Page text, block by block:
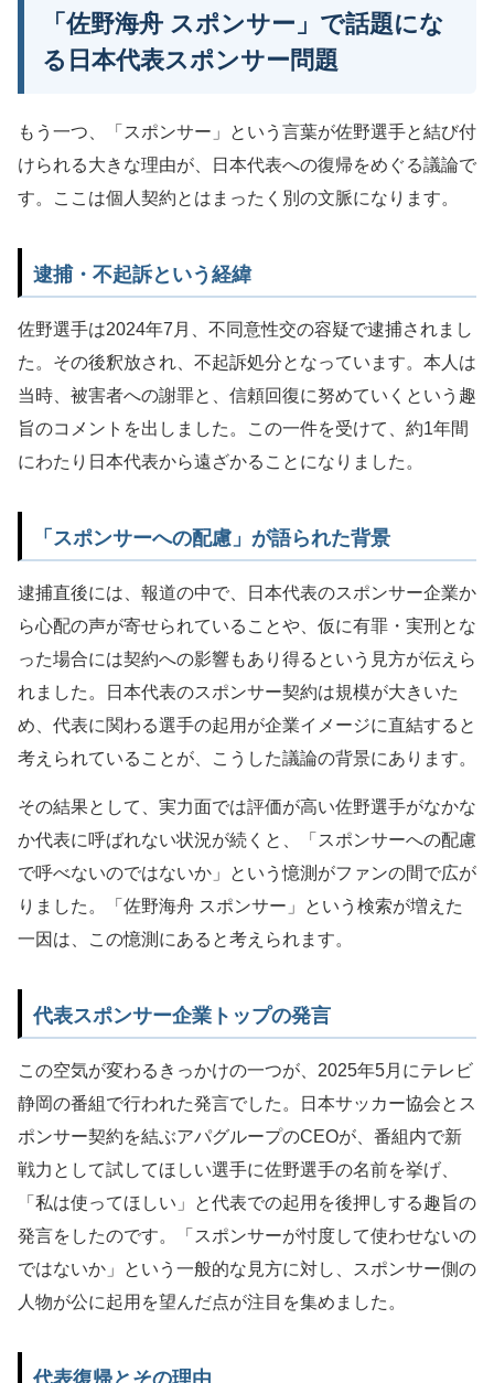
「佐野海舟 スポンサー」で話題にな
る日本代表スポンサー問題
もう一つ、「スポンサー」という言葉が佐野選手と結び付
けられる大きな理由が、日本代表への復帰をめぐる議論で
す。ここは個人契約とはまったく別の文脈になります。
逮捕・不起訴という経緯
佐野選手は2024年7月、不同意性交の容疑で逮捕されまし
た。その後釈放され、不起訴処分となっています。本人は
当時、被害者への謝罪と、信頼回復に努めていくという趣
旨のコメントを出しました。この一件を受けて、約1年間
にわたり日本代表から遠ざかることになりました。
「スポンサーへの配慮」が語られた背景
逮捕直後には、報道の中で、日本代表のスポンサー企業か
ら心配の声が寄せられていることや、仮に有罪・実刑とな
った場合には契約への影響もあり得るという見方が伝えら
れました。日本代表のスポンサー契約は規模が大きいた
め、代表に関わる選手の起用が企業イメージに直結すると
考えられていることが、こうした議論の背景にあります。
その結果として、実力面では評価が高い佐野選手がなかな
か代表に呼ばれない状況が続くと、「スポンサーへの配慮
で呼べないのではないか」という憶測がファンの間で広が
りました。「佐野海舟 スポンサー」という検索が増えた
一因は、この憶測にあると考えられます。
代表スポンサー企業トップの発言
この空気が変わるきっかけの一つが、2025年5月にテレビ
静岡の番組で行われた発言でした。日本サッカー協会とス
ポンサー契約を結ぶアパグループのCEOが、番組内で新
戦力として試してほしい選手に佐野選手の名前を挙げ、
「私は使ってほしい」と代表での起用を後押しする趣旨の
発言をしたのです。「スポンサーが忖度して使わせないの
ではないか」という一般的な見方に対し、スポンサー側の
人物が公に起用を望んだ点が注目を集めました。
代表復帰とその理由